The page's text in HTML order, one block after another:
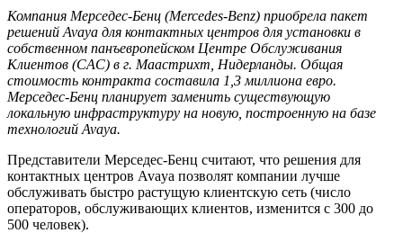
Компания Мерседес-Бенц (Mercedes-Benz) приобрела пакет
решений Avaya для контактных центров для установки в
собственном панъевропейском Центре Обслуживания
Клиентов (CAC) в г. Маастрихт, Нидерланды. Общая
стоимость контракта составила 1,3 миллиона евро.
Мерседес-Бенц планирует заменить существующую
локальную инфраструктуру на новую, построенную на базе
технологий Avaya.
Представители Мерседес-Бенц считают, что решения для
контактных центров Avaya позволят компании лучше
обслуживать быстро растущую клиентскую сеть (число
операторов, обслуживающих клиентов, изменится с 300 до
500 человек).